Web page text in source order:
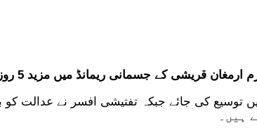
جسمانی ریمانڈ میں مزید 5 روز کی توسیع کر دی۔
توسیع کی جائے جبکہ تفتیشی افسر نے عدالت کو